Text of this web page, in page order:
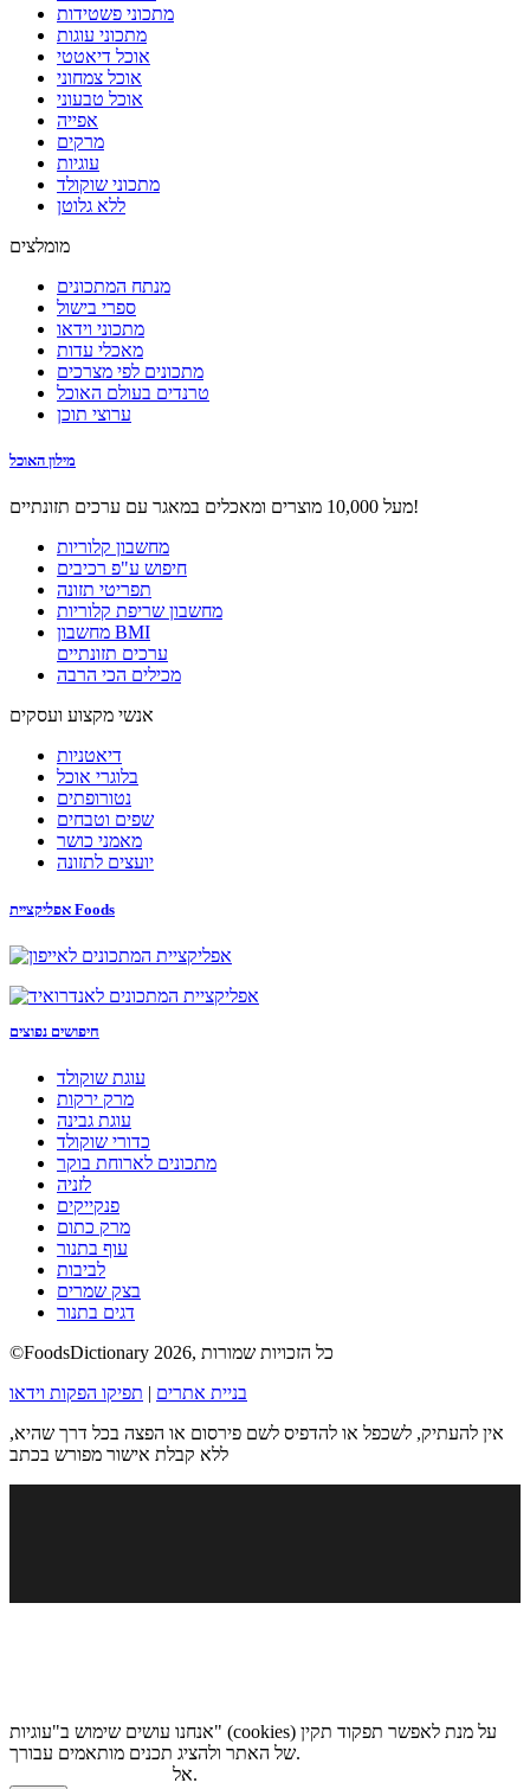
מתכוני פשטידות
מתכוני עוגות
אוכל דיאטטי
אוכל צמחוני
אוכל טבעוני
אפייה
מרקים
עוגיות
מתכוני שוקולד
ללא גלוטן
מומלצים
מנתח המתכונים
ספרי בישול
מתכוני וידאו
מאכלי עדות
מתכונים לפי מצרכים
טרנדים בעולם האוכל
ערוצי תוכן
מילון האוכל
מעל 10,000 מוצרים ומאכלים במאגר עם ערכים תזונתיים!
מחשבון קלוריות
חיפוש ע"פ רכיבים
תפריטי תזונה
מחשבון שריפת קלוריות
מחשבון BMI
ערכים תזונתיים
מכילים הכי הרבה
אנשי מקצוע ועסקים
דיאטניות
בלוגרי אוכל
נטורופתים
שפים וטבחים
מאמני כושר
יועצים לתזונה
אפליקציית Foods
חיפושים נפוצים
עוגת שוקולד
מרק ירקות
עוגת גבינה
כדורי שוקולד
מתכונים לארוחת בוקר
לזניה
פנקייקים
מרק כתום
עוף בתנור
לביבות
בצק שמרים
דגים בתנור
©FoodsDictionary 2026, כל הזכויות שמורות
בניית אתרים | תפיקו הפקות וידאו
אין להעתיק, לשכפל או להדפיס לשם פירסום או הפצה בכל דרך שהיא,
ללא קבלת אישור מפורש בכתב
אנחנו עושים שימוש ב"עוגיות" (cookies) על מנת לאפשר תפקוד תקין
של האתר ולהציג תכנים מותאמים עבורך.
אל.